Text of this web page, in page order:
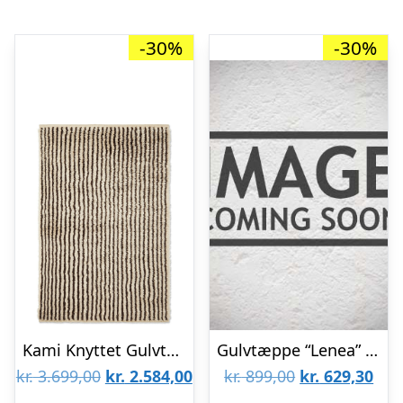
-30%
Kami Knyttet Gulvtæppe 120×180 Off-White/Coffee
kr.3.699,00 Den
kr. 2.584,00Den
-30%
Gulvtæppe “Lenea” rundt varm sand – Bloomingville – Dia: 110
kr.899,00 Den
kr. 629,30Den